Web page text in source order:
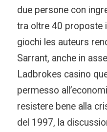
due persone con
tra oltre 40 proposte
giochi les auteurs
Sarrant, anche in
Ladbrokes casino
permesso
resistere bene alla
del 1997, la